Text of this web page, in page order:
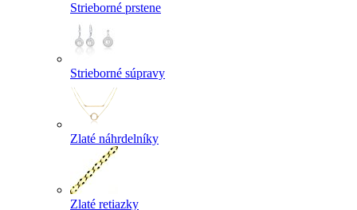
Strieborné prstene
Strieborné súpravy
Zlaté náhrdelníky
Zlaté retiazky